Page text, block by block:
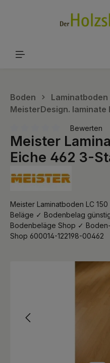
Boden Laminatboden
MeisterDesign. laminate
Durchschnittliche Bewertung
Bewerten
Meister
Eiche 462 3-
Meister Laminatboden LC
Beläge ✓ Bodenbelag
Bodenbeläge Shop ✓
Shop 600014-122198-00462
Bildergalerie überspringen